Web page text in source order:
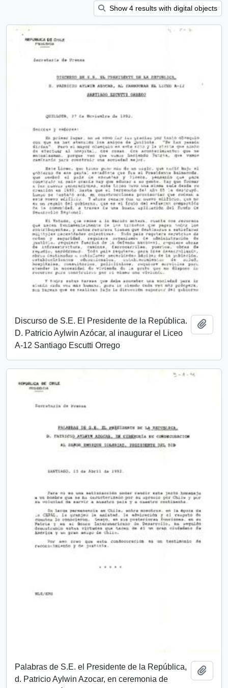
Show 4 results with digital objects
Discurso de S.E. El Presidente de la República.
D. Patricio Aylwin Azócar, al inaugurar el Liceo
A-12 Santiago Escutti Orrego
Palabras de S.E. el Presidente de la República,
d. Patricio Aylwin Azocar, en ceremonia de